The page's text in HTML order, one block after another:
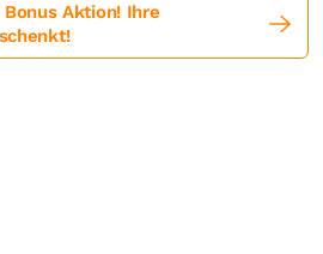
Bonus Aktion! Ihre